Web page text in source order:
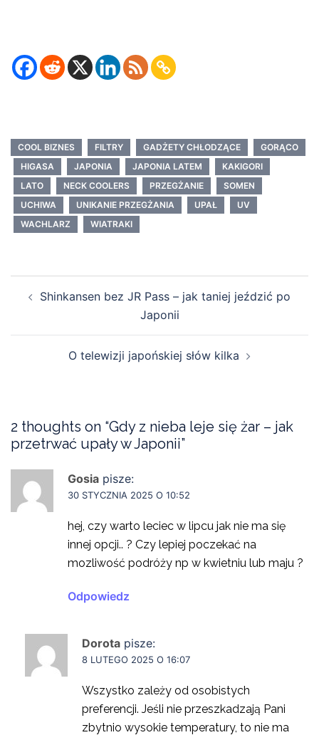
COOL BIZNES FILTRY GADŻETY CHŁODZĄCE
GORĄCO
HIGASA
JAPONIA JAPONIA LATEM
KAKIGORI
LATO
NECK COOLERS PRZEGŻANIE
SOMEN
UCHIWA
UNIKANIE PRZEGŻANIA UPAŁ
UV
WACHLARZ
WIATRAKI
navigation
Shinkansen bez JR Pass – jak taniej jeździć po
Japonii
O telewizji japońskiej słów kilka
2 thoughts on “Gdy z nieba leje się żar – jak
przetrwać upały w Japonii”
Gosia pisze:
30 STYCZNIA 2025 O 10:52
hej, czy warto leciec w lipcu jak nie ma się
innej opcji.. ? Czy lepiej poczekać na
mozliwość podróży np w kwietniu lub maju ?
Odpowiedz
Dorota pisze:
8 LUTEGO 2025 O 16:07
Wszystko zależy od osobistych
preferencji. Jeśli nie przeszkadzają Pani
zbytnio wysokie temperatury, to nie ma